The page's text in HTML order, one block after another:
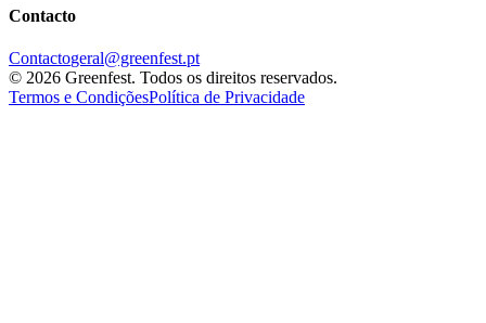
Contacto
Contactogeral@greenfest.pt
© 2026 Greenfest. Todos os direitos reservados.
Termos e CondiçõesPolítica de Privacidade